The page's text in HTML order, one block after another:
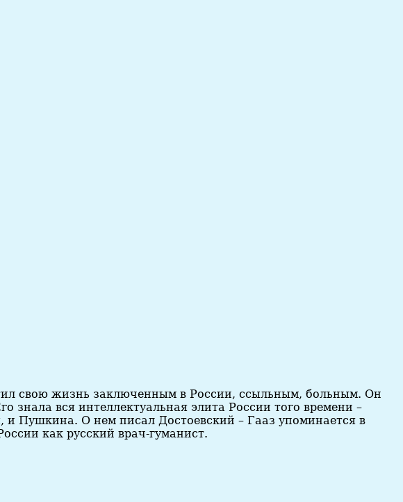
свою жизнь заключенным в России, ссыльным, больным. Он
вся интеллектуальная элита России того времени –
Пушкина. О нем писал Достоевский – Гааз упоминается в
как русский врач-гуманист.